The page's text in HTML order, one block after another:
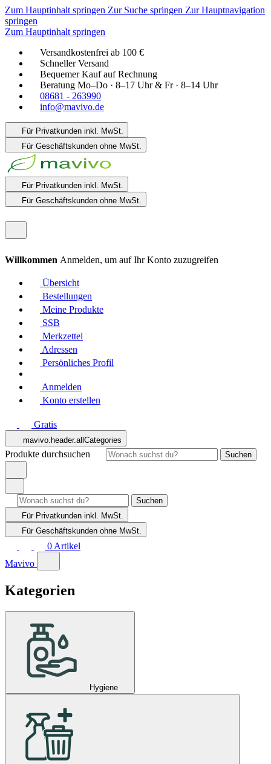
Zum Hauptinhalt springen Zur Suche springen Zur Hauptnavigation
springen
Zum Hauptinhalt springen
Versandkostenfrei ab 100 €
Schneller Versand
Bequemer Kauf auf Rechnung
Beratung Mo–Do · 8–17 Uhr & Fr · 8–14 Uhr
08681 - 263990
info@mavivo.de
Für Privatkunden inkl. MwSt.
Für Geschäftskunden ohne MwSt.
Für Privatkunden inkl. MwSt.
Für Geschäftskunden ohne MwSt.
Willkommen Anmelden, um auf Ihr Konto zuzugreifen
Übersicht
Bestellungen
Meine Produkte
SSB
Merkzettel
Adressen
Persönliches Profil
Anmelden
Konto erstellen
Gratis
mavivo.header.allCategories
Produkte durchsuchen Suchen
Suchen
Für Privatkunden inkl. MwSt.
Für Geschäftskunden ohne MwSt.
0 Artikel
Mavivo
Kategorien
Hygiene